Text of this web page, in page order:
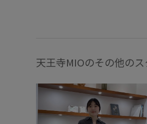
天王寺MIOのその他の